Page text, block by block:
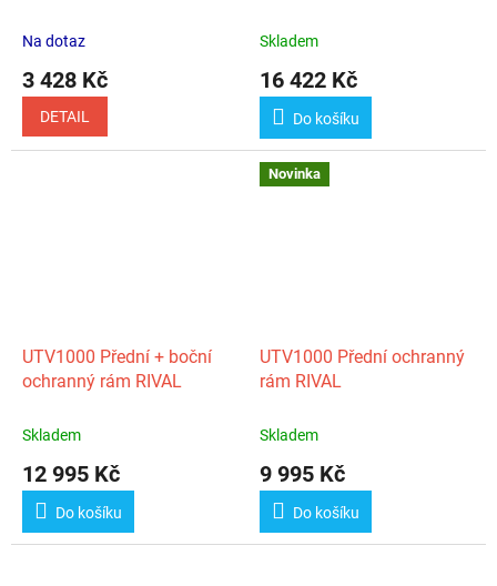
Na dotaz
3 428 Kč
DETAIL
Skladem
16 422 Kč
Do košíku
UTV1000 Přední + boční
ochranný rám RIVAL
Skladem
12 995 Kč
Do košíku
Novinka
UTV1000 Přední ochranný
rám RIVAL
Skladem
9 995 Kč
Do košíku